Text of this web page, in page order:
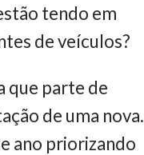
tendo em
de veículos?
que parte de
de uma nova.
ano priorizando